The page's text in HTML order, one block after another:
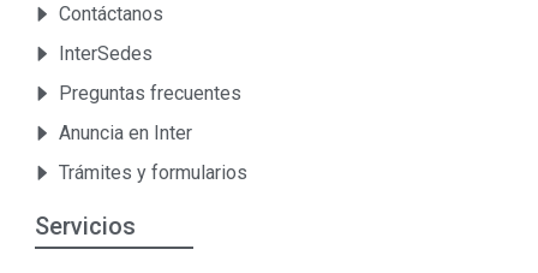
Contáctanos
InterSedes
Preguntas frecuentes
Anuncia en Inter
Trámites y formularios
Servicios